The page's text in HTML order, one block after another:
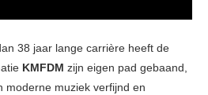
38 jaar lange carrière heeft de
KMFDM zijn eigen pad gebaand,
moderne muziek verfijnd en